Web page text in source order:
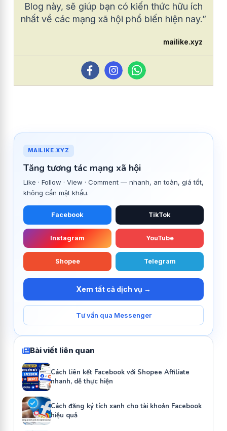
Blog này, sẽ giúp bạn có kiến thức hữu ích
nhất về các mạng xã hội phổ biến hiện nay.”
mailike.xyz
MAILIKE.XYZ
Tăng tương tác mạng xã hội
Like · Follow · View · Comment — nhanh, an toàn, giá tốt,
không cần mật khẩu.
Facebook TikTok
Instagram YouTube
Shopee Telegram
Xem tất cả dịch vụ →
Tư vấn qua Messenger
Bài viết liên quan
Cách liên kết Facebook với Shopee Affiliate
nhanh, dễ thực hiện
Cách đăng ký tích xanh cho tài khoản Facebook
hiệu quả